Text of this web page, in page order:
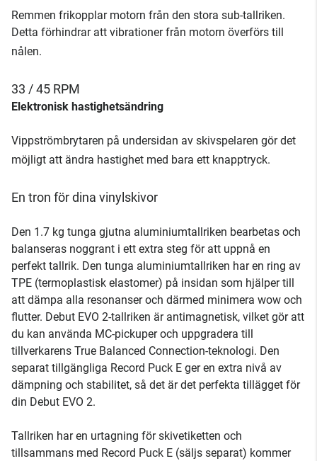
Remmen frikopplar motorn från den stora sub-tallriken.
Detta förhindrar att vibrationer från motorn överförs till
nålen.
33 / 45 RPM
Elektronisk hastighetsändring
Vippströmbrytaren på undersidan av skivspelaren gör det
möjligt att ändra hastighet med bara ett knapptryck.
En tron för dina vinylskivor
Den 1.7 kg tunga gjutna aluminiumtallriken bearbetas och
balanseras noggrant i ett extra steg för att uppnå en
perfekt tallrik. Den tunga aluminiumtallriken har en ring av
TPE (termoplastisk elastomer) på insidan som hjälper till
att dämpa alla resonanser och därmed minimera wow och
flutter. Debut EVO 2-tallriken är antimagnetisk, vilket gör att
du kan använda MC-pickuper och uppgradera till
tillverkarens True Balanced Connection-teknologi. Den
separat tillgängliga Record Puck E ger en extra nivå av
dämpning och stabilitet, så det är det perfekta tillägget för
din Debut EVO 2.
Tallriken har en urtagning för skivetiketten och
tillsammans med Record Puck E (säljs separat) kommer